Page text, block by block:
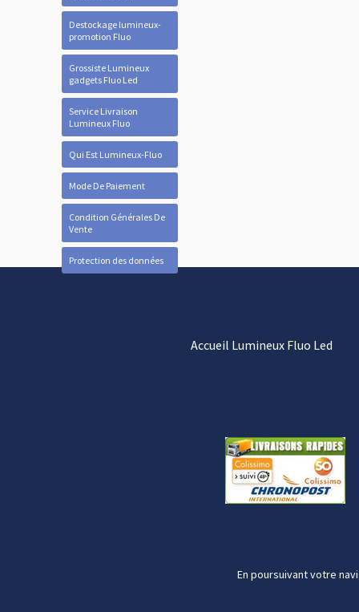
Destockage lumineux-
promotion Fluo
Grossiste Lumineux
gadgets Fluo Led
Service Livraison
Lumineux Fluo
Qui Est Lumineux-Fluo
Mode De Paiement
Condition Générales De
Vente
Protection des données
Accueil Lumineux Fluo Led
En poursuivant votre